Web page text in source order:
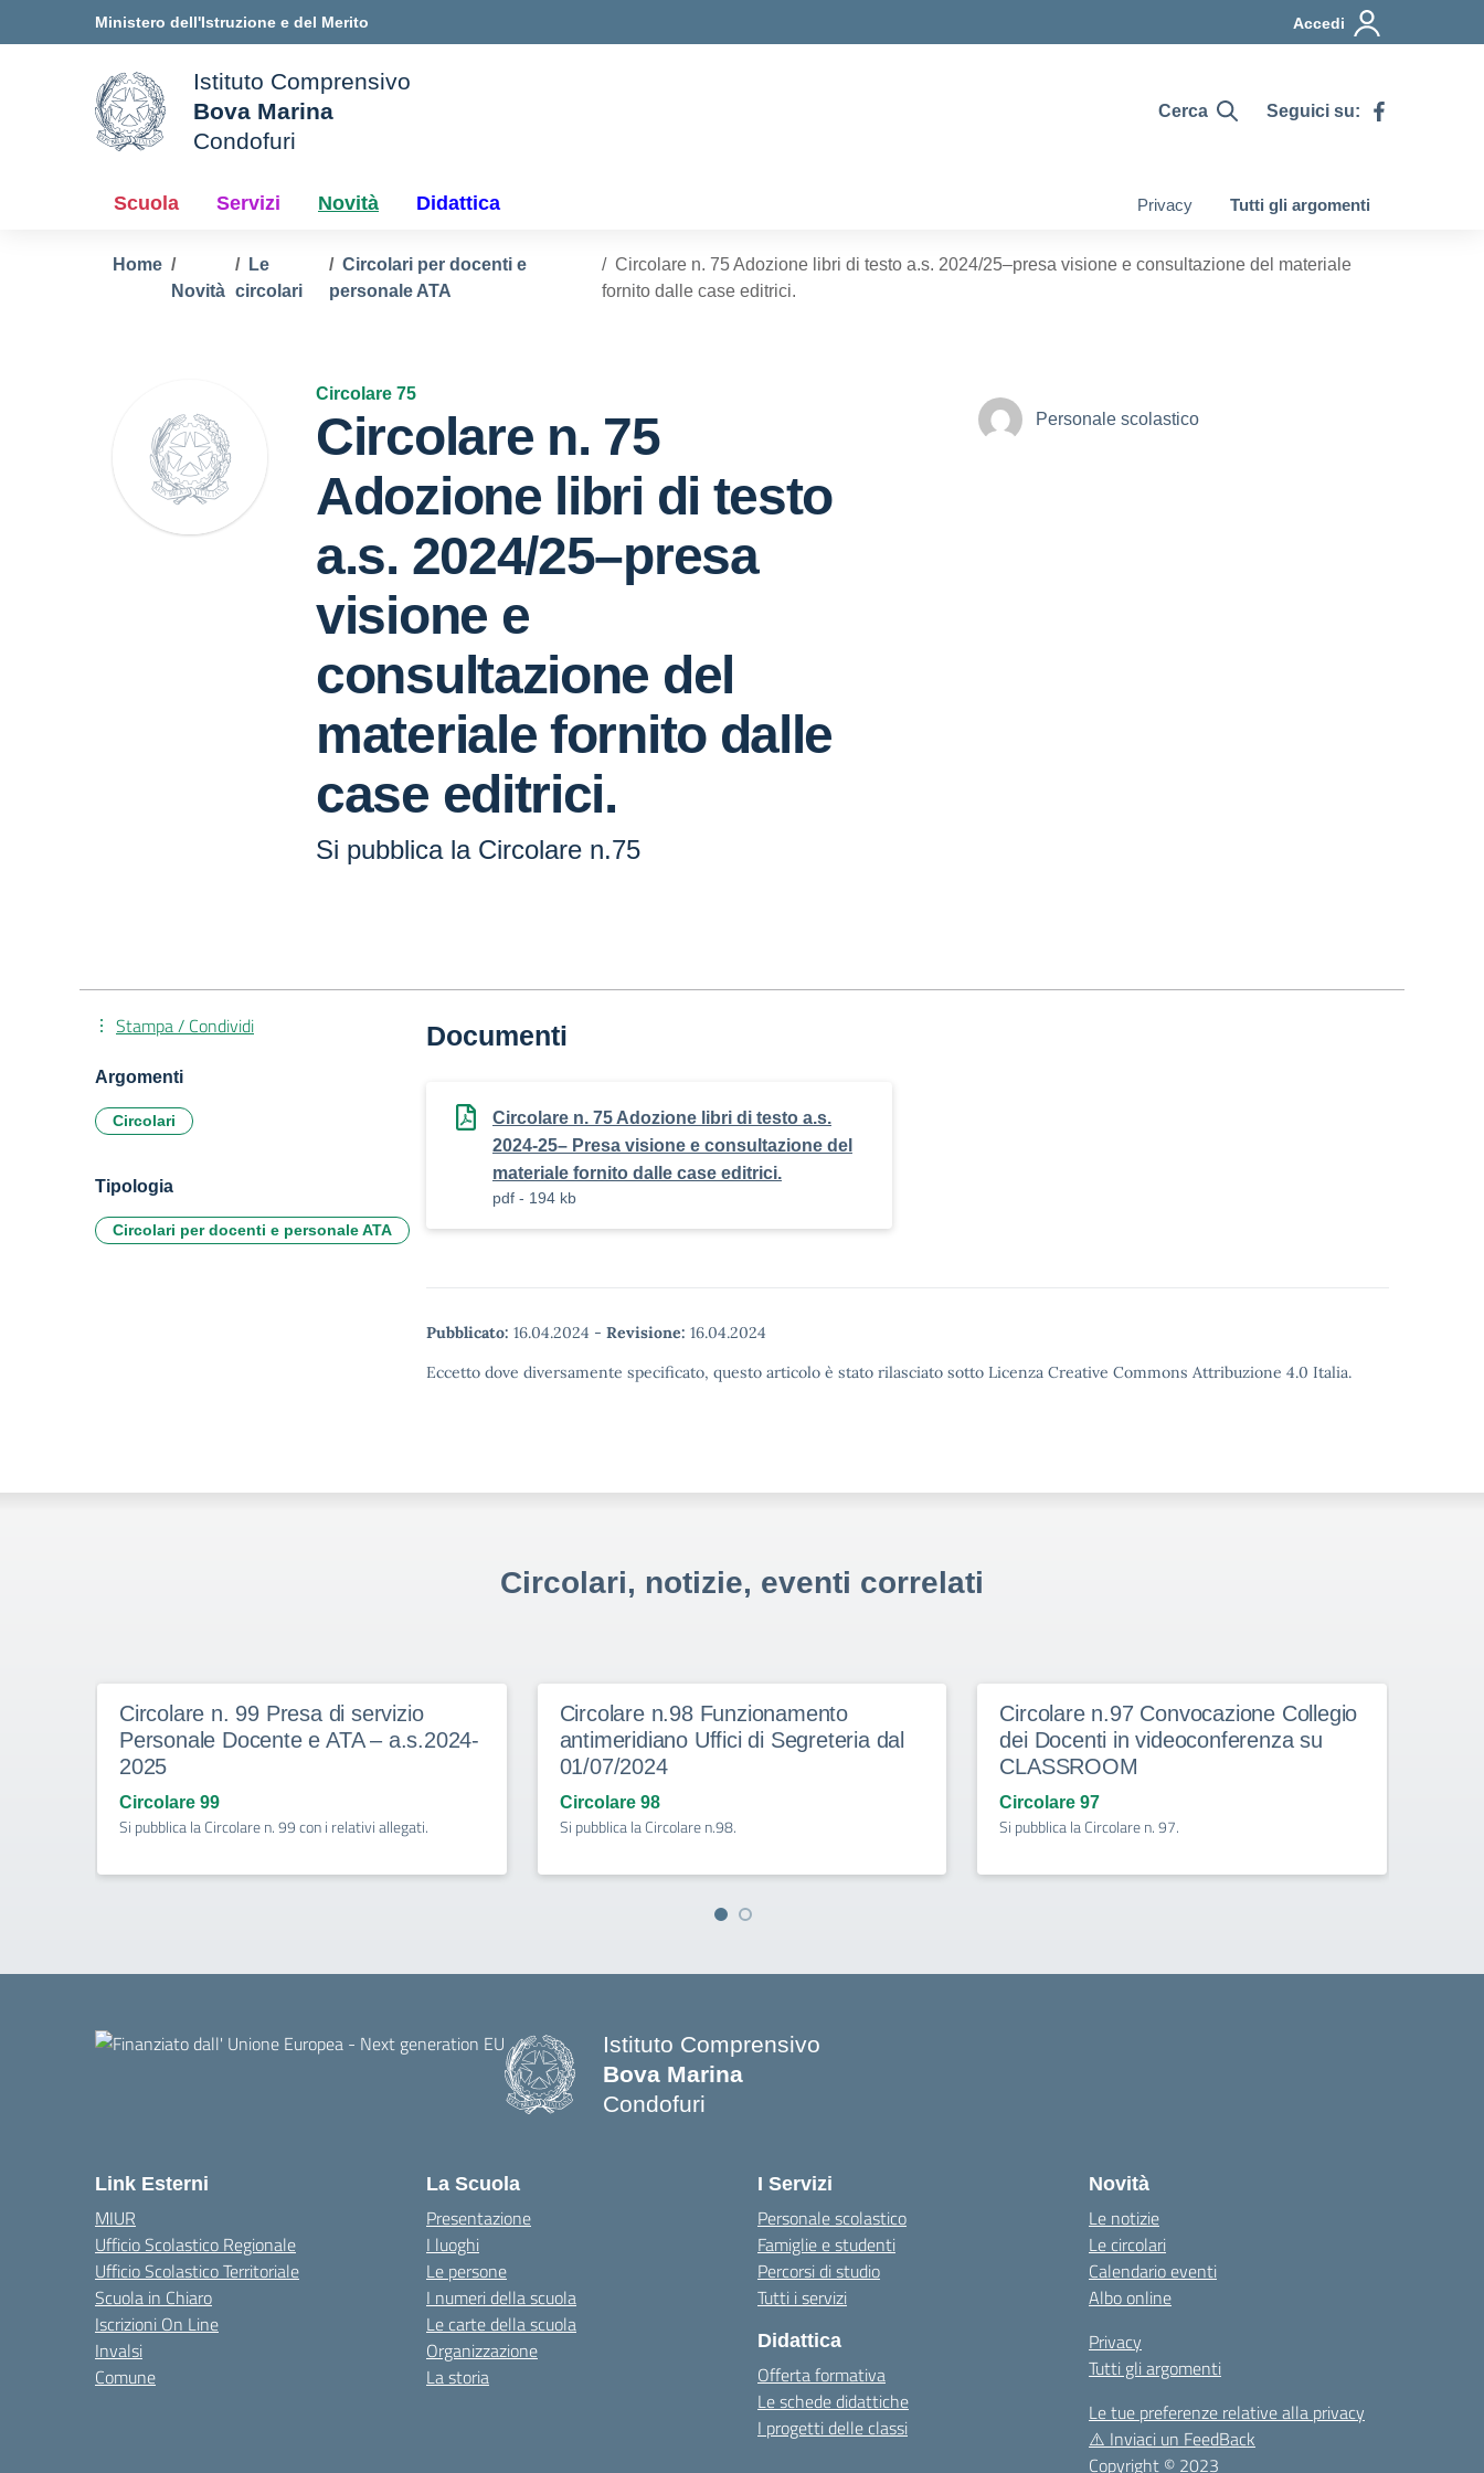
Vai ai contenuti
Vai al menu di navigazioneMinistero dell'Istruzione e del Merito Accedi
della scuola
Istituto Comprensivo
Bova Marina
Condofuri
Cerca Seguici su:
Scuola Servizi Novità Didattica Privacy Tutti gli argomenti
Home
Novità
Le
circolari
Circolari per docenti e
personale ATA
Circolare n. 75 Adozione libri di testo a.s. 2024/25–presa visione e consultazione del materiale
fornito dalle case editrici.
Circolare 75
Circolare n. 75
Adozione libri di testo
a.s. 2024/25–presa
visione e
consultazione del
materiale fornito dalle
case editrici.
Si pubblica la Circolare n.75
Personale scolastico
Documenti
Circolare n. 75 Adozione libri di testo a.s.
2024-25– Presa visione e consultazione del
materiale fornito dalle case editrici.
pdf - 194 kb
Pubblicato: 16.04.2024 - Revisione: 16.04.2024
Eccetto dove diversamente specificato, questo articolo è stato rilasciato sotto Licenza Creative Commons Attribuzione 4.0 Italia.
Stampa / Condividi
Argomenti
Circolari
Tipologia
Circolari per docenti e personale ATA
Circolari, notizie, eventi correlati
Circolare n. 99 Presa di servizio
Personale Docente e ATA – a.s.2024-
2025
Circolare 99
Si pubblica la Circolare n. 99 con i relativi allegati.
Circolare n.98 Funzionamento
antimeridiano Uffici di Segreteria dal
01/07/2024
Circolare 98
Si pubblica la Circolare n.98.
Circolare n.97 Convocazione Collegio
dei Docenti in videoconferenza su
CLASSROOM
Circolare 97
Si pubblica la Circolare n. 97.
Istituto Comprensivo
Bova Marina
Condofuri
Link Esterni
MIUR
Ufficio Scolastico Regionale
Ufficio Scolastico Territoriale
Scuola in Chiaro
Iscrizioni On Line
Invalsi
Comune
La Scuola
Presentazione
I luoghi
Le persone
I numeri della scuola
Le carte della scuola
Organizzazione
La storia
I Servizi
Personale scolastico
Famiglie e studenti
Percorsi di studio
Tutti i servizi
Didattica
Offerta formativa
Le schede didattiche
I progetti delle classi
Novità
Le notizie
Le circolari
Calendario eventi
Albo online
Privacy
Tutti gli argomenti
Le tue preferenze relative alla privacy
⚠️ Inviaci un FeedBack
Copyright © 2023